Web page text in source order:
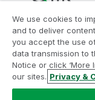
Contrats
Conditions
Legal Policies
Conditions
Do Not Share My
We use cookies to
and to deliver
you accept the use
data transmission to
Notice or click ‘More
our sites. Privacy &